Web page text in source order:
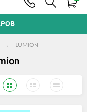
LUMION